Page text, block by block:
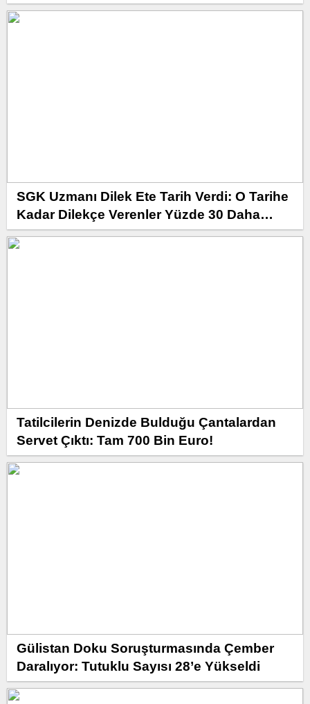
SGK Uzmanı Dilek Ete Tarih Verdi: O Tarihe
Kadar Dilekçe Verenler Yüzde 30 Daha
Yüksek Maaş Alacak!
Tatilcilerin Denizde Bulduğu Çantalardan
Servet Çıktı: Tam 700 Bin Euro!
Gülistan Doku Soruşturmasında Çember
Daralıyor: Tutuklu Sayısı 28’e Yükseldi